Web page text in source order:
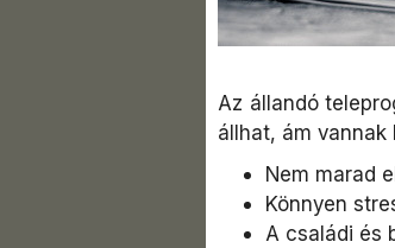
Az állandó
állhat, ám vannak
Nem marad
Könnyen
A családi és